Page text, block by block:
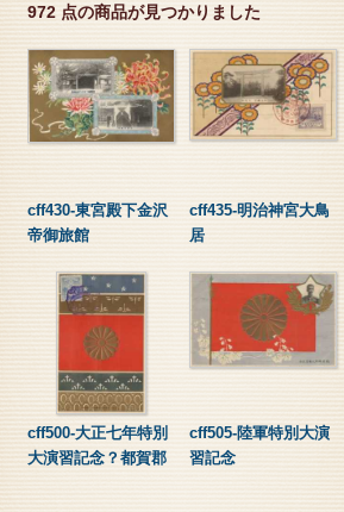
972 点の商品が見つかりました
cff430-東宮殿下金沢
帝御旅館
cff435-明治神宮大鳥
居
cff500-大正七年特別
大演習記念？都賀郡
cff505-陸軍特別大演
習記念